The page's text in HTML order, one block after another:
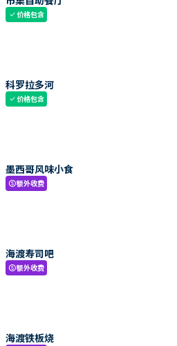
check价格包含
科罗拉多河
check价格包含
墨西哥风味小食
paid额外收费
海渡寿司吧
paid额外收费
海渡铁板烧